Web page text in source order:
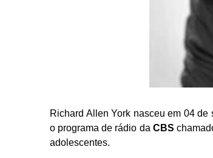
Richard Allen York nasceu em 04
o programa de rádio da CBS
adolescentes.